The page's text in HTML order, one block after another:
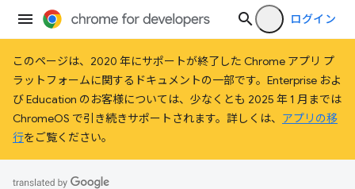
ログイン
このページは、2020 年にサポートが終了した Chrome アプリ プ
ラットフォームに関するドキュメントの一部です。Enterprise およ
び Education のお客様については、少なくとも 2025 年 1 月までは
ChromeOS で引き続きサポートされます。詳しくは、 アプリの移
行をご覧ください。